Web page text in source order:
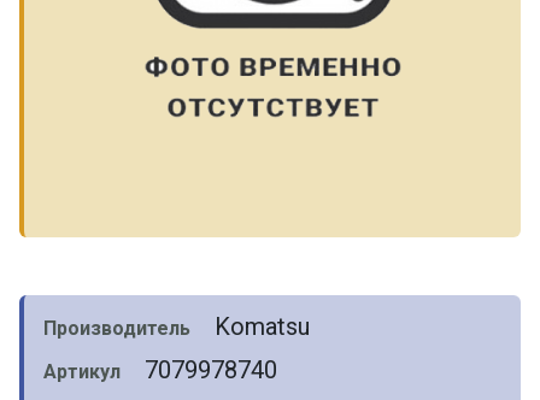
Производитель Komatsu
Артикул 7079978740